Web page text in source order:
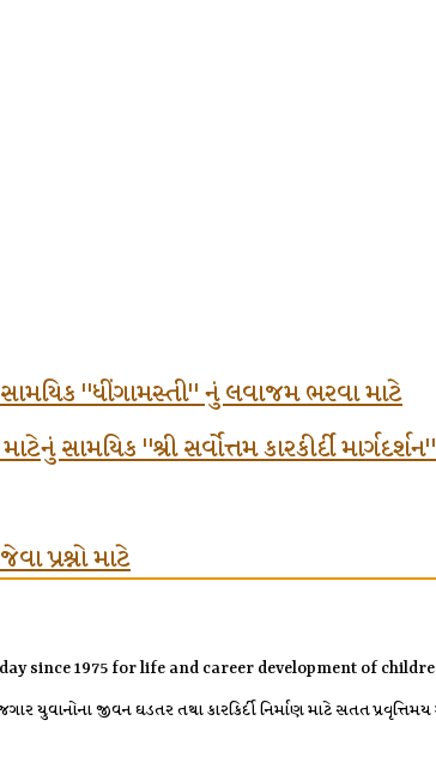
"ધીંગામસ્તી" નું લવાજમ ભરવા માટે
સામયિક "શ્રી સર્વોત્તમ કારકીર્દી
પ્રશ્નો માટે
since 1975 for life and career development of
યુવાનોના જીવન ઘડતર તથા કારકિર્દી નિર્માણ માટે સતત